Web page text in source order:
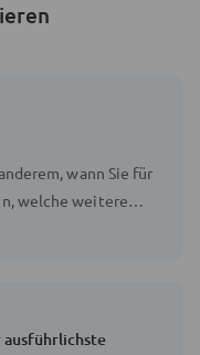
wann Sie für
welche weitere
geerbte Kunst
ausführlichste